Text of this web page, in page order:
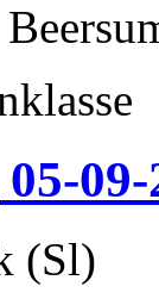
09-
(Sl)